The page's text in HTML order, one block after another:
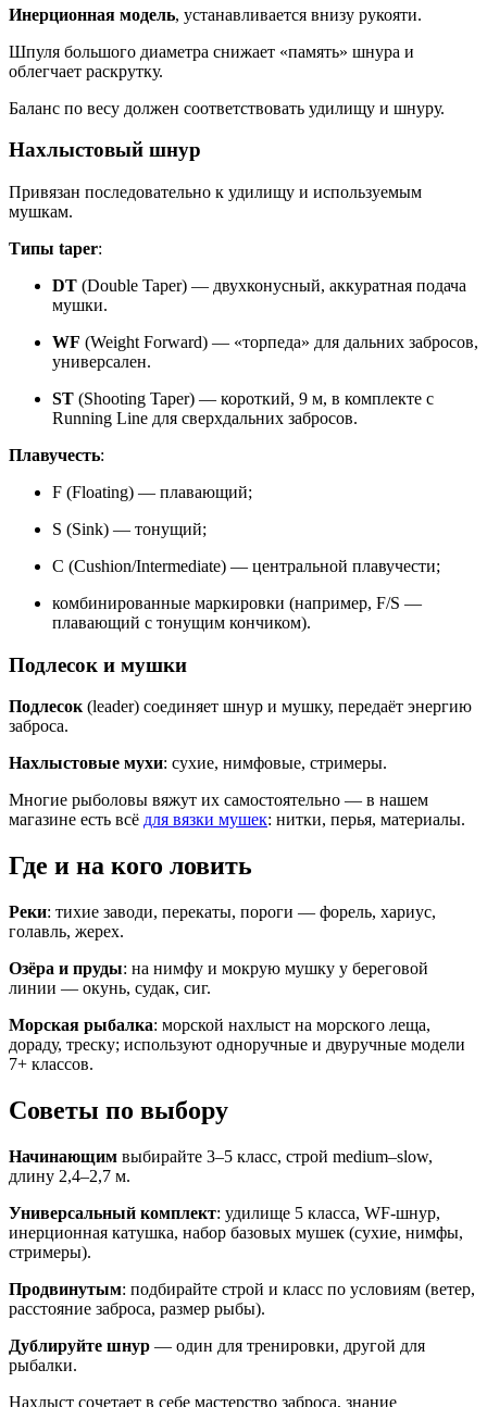
Инерционная модель, устанавливается внизу рукояти.
Шпуля большого диаметра снижает «память» шнура и
облегчает раскрутку.
Баланс по весу должен соответствовать удилищу и шнуру.
Нахлыстовый шнур
Привязан последовательно к удилищу и используемым
мушкам.
Типы taper:
DT (Double Taper) — двухконусный, аккуратная подача
мушки.
WF (Weight Forward) — «торпеда» для дальних забросов,
универсален.
ST (Shooting Taper) — короткий, 9 м, в комплекте с
Running Line для сверхдальних забросов.
Плавучесть:
F (Floating) — плавающий;
S (Sink) — тонущий;
C (Cushion/Intermediate) — центральной плавучести;
комбинированные маркировки (например, F/S —
плавающий с тонущим кончиком).
Подлесок и мушки
Подлесок(leader) соединяет шнур и мушку, передаёт энергию
заброса.
Нахлыстовые мухи: сухие, нимфовые, стримеры.
Многие рыболовы вяжут их самостоятельно — в нашем
магазине есть всё для вязки мушек: нитки, перья, материалы.
Где и на кого ловить
Реки: тихие заводи, перекаты, пороги — форель, хариус,
голавль, жерех.
Озёра и пруды: на нимфу и мокрую мушку у береговой
линии — окунь, судак, сиг.
Морская рыбалка: морской нахлыст на морского леща,
дораду, треску; используют одноручные и двуручные модели
7+ классов.
Советы по выбору
Начинающим выбирайте 3–5 класс, строй medium–slow,
длину 2,4–2,7 м.
Универсальный комплект: удилище 5 класса, WF-шнур,
инерционная катушка, набор базовых мушек (сухие, нимфы,
стримеры).
Продвинутым: подбирайте строй и класс по условиям (ветер,
расстояние заброса, размер рыбы).
Дублируйте шнур — один для тренировки, другой для
рыбалки.
Нахлыст сочетает в себе мастерство заброса, знание